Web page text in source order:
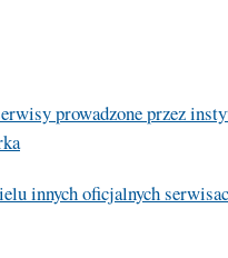
prowadzone przez
innych oficjalnych